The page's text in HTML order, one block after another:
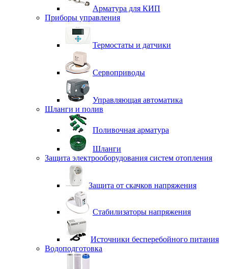
Арматура для КИП
Приборы управления
Термостаты и датчики
Сервоприводы
Управляющая автоматика
Шланги и полив
Поливочная арматура
Шланги
Защита электрооборудования систем отопления
Защита от скачков напряжения
Стабилизаторы напряжения
Источники бесперебойного питания
Водоподготовка